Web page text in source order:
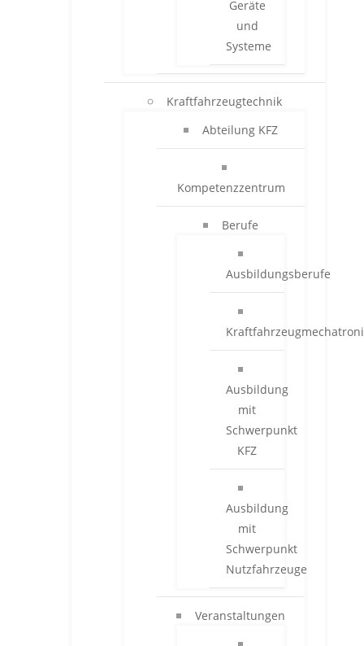
Geräte
und
Systeme
Kraftfahrzeugtechnik
Abteilung KFZ
Kompetenzzentrum
Berufe
Ausbildungsberufe
Ausbildung
mit
Schwerpunkt
KFZ
Ausbildung
mit
Schwerpunkt
Nutzfahrzeuge
Veranstaltungen